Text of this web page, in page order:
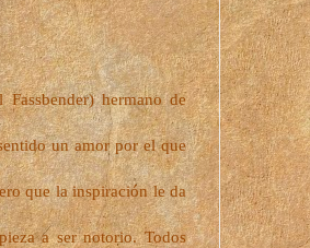
hermano de
un amor por el que
que la inspiración le da
a ser notorio. Todos